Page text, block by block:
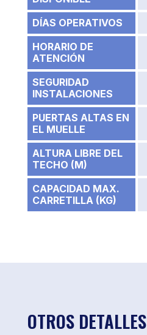
DÍAS OPERATIVOS
HORARIO DE
ATENCIÓN
SEGURIDAD
INSTALACIONES
PUERTAS ALTAS EN
EL MUELLE
ALTURA LIBRE DEL
TECHO (M)
CAPACIDAD MAX.
CARRETILLA (KG)
OTROS DETALLES